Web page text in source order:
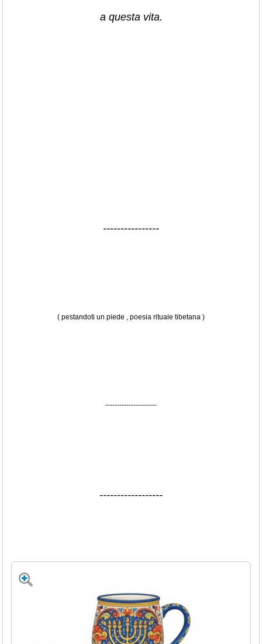
a questa vita.
----------------
( pestandoti un piede , poesia rituale tibetana )
----------------------
------------------